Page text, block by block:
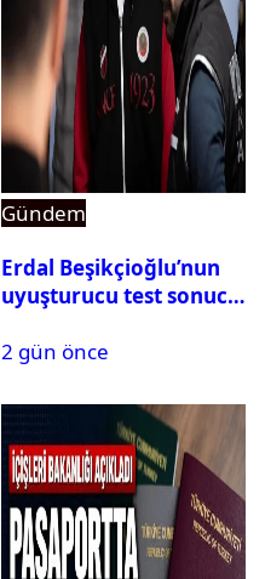
Gündem
Erdal Beşikçioğlu’nun
uyuşturucu test sonucu
2 gün önce